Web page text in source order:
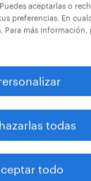
entrevista
que
de
aceptarlas o
preferencias. En
Para más información,
todas
todo